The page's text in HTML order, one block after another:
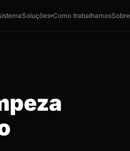
Soluções▾Como trabalhamosSobre